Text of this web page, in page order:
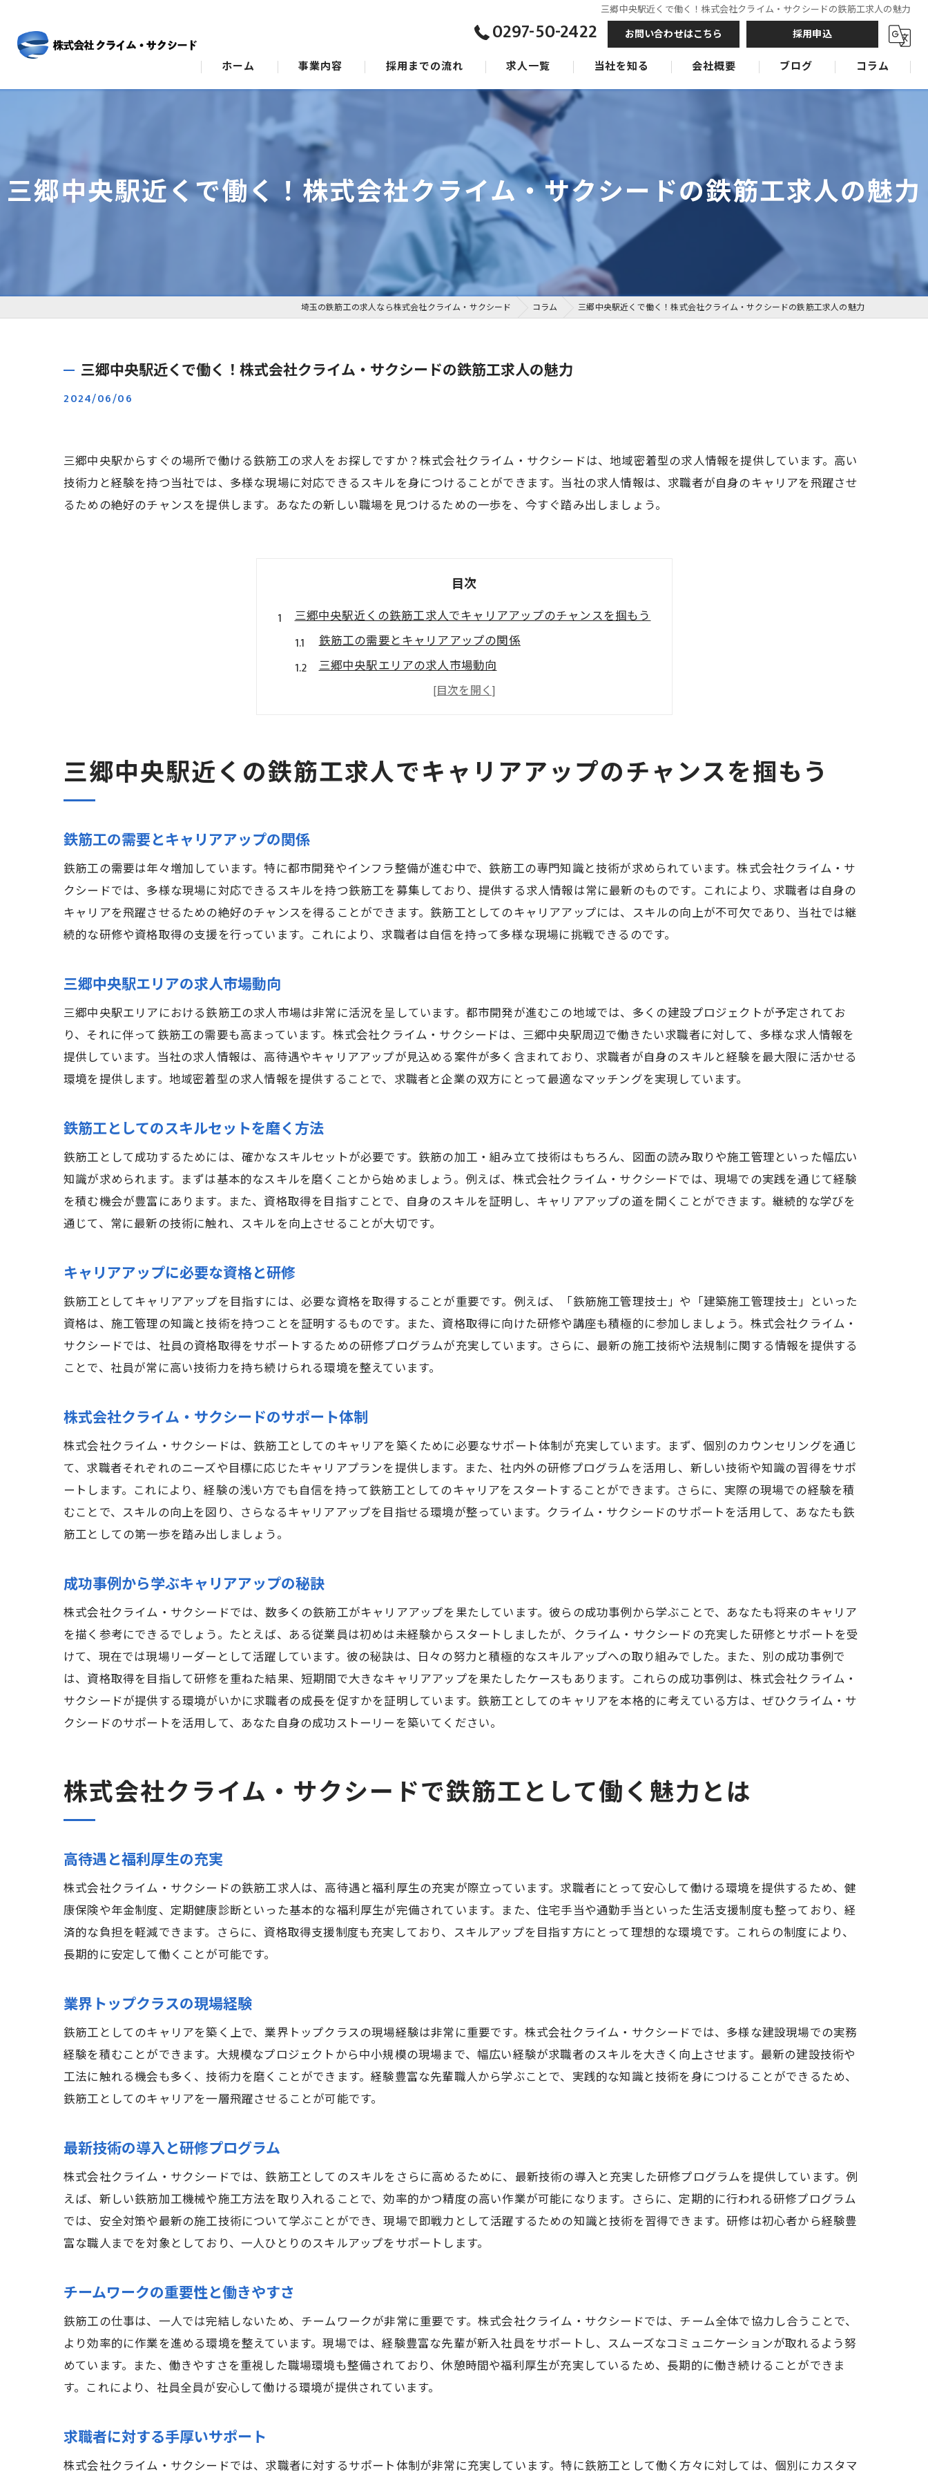
三郷中央駅近くで働く！株式会社クライム・サクシードの鉄筋工求人の魅力
0297-50-2422 お問い合わせはこちら 採用申込
ホーム 事業内容
スタッフ
採用までの流れ 求人一覧 当社を知る
千葉の鉄筋工
未経験
会社概要 ブログ コラム
三郷中央駅近くで働く！株式会社クライム・サクシードの鉄筋工求人の魅力
埼玉の鉄筋工の求人なら株式会社クライム・サクシード コラム 三郷中央駅近くで働く！株式会社クライム・サクシードの鉄筋工求人の魅力
三郷中央駅近くで働く！株式会社クライム・サクシードの鉄筋工求人の魅力
2024/06/06
三郷中央駅からすぐの場所で働ける鉄筋工の求人をお探しですか？株式会社クライム・サクシードは、地域密着型の求人情報を提供しています。高い
技術力と経験を持つ当社では、多様な現場に対応できるスキルを身につけることができます。当社の求人情報は、求職者が自身のキャリアを飛躍させ
るための絶好のチャンスを提供します。あなたの新しい職場を見つけるための一歩を、今すぐ踏み出しましょう。
目次
三郷中央駅近くの鉄筋工求人でキャリアアップのチャンスを掴もう
鉄筋工の需要とキャリアアップの関係
三郷中央駅エリアの求人市場動向
鉄筋工としてのスキルセットを磨く方法
成功事例から学ぶキャリアアップの秘訣
最新技術の導入と研修プログラム
チームワークの重要性と働きやすさ
求職者に対する手厚いサポート
社員の声から見る働く魅力
地域密着型求人のメリットとは
地元で働くことの利点
駅近くの生活環境と利便性
通勤時間の短縮がもたらす効果
株式会社クライム・サクシードの鉄筋工求人で技術力を高める
技術向上のためのトレーニング
最新技術の導入と教育
実践的な経験を積むための現場
三郷中央駅エリアでの鉄筋工求人情報を徹底解説
三郷中央駅周辺の求人状況
求職者に人気の求人条件
働きやすい環境条件
高待遇の求人情報の見つけ方
鉄筋工求人の応募ポイント
鉄筋工として株式会社クライム・サクシードで働くメリット
安定した雇用と収入
スキルアップとキャリア支援
社員間のコミュニケーション
職場環境と労働条件
三郷中央駅近くの鉄筋工求人で新しいキャリアをスタート
未経験からのスタート方法
鉄筋工としての第一歩
転職活動の成功ポイント
研修プログラムとキャリアパス
実務経験を通じたスキルアップ
先輩社員からのフィードバック
三郷中央駅近くの鉄筋工求人でキャリアアップのチャンスを掴もう
鉄筋工の需要とキャリアアップの関係
鉄筋工の需要は年々増加しています。特に都市開発やインフラ整備が進む中で、鉄筋工の専門知識と技術が求められています。株式会社クライム・サ
クシードでは、多様な現場に対応できるスキルを持つ鉄筋工を募集しており、提供する求人情報は常に最新のものです。これにより、求職者は自身の
キャリアを飛躍させるための絶好のチャンスを得ることができます。鉄筋工としてのキャリアアップには、スキルの向上が不可欠であり、当社では継
続的な研修や資格取得の支援を行っています。これにより、求職者は自信を持って多様な現場に挑戦できるのです。
三郷中央駅エリアの求人市場動向
三郷中央駅エリアにおける鉄筋工の求人市場は非常に活況を呈しています。都市開発が進むこの地域では、多くの建設プロジェクトが予定されてお
り、それに伴って鉄筋工の需要も高まっています。株式会社クライム・サクシードは、三郷中央駅周辺で働きたい求職者に対して、多様な求人情報を
提供しています。当社の求人情報は、高待遇やキャリアアップが見込める案件が多く含まれており、求職者が自身のスキルと経験を最大限に活かせる
環境を提供します。地域密着型の求人情報を提供することで、求職者と企業の双方にとって最適なマッチングを実現しています。
鉄筋工としてのスキルセットを磨く方法
鉄筋工として成功するためには、確かなスキルセットが必要です。鉄筋の加工・組み立て技術はもちろん、図面の読み取りや施工管理といった幅広い
知識が求められます。まずは基本的なスキルを磨くことから始めましょう。例えば、株式会社クライム・サクシードでは、現場での実践を通じて経験
を積む機会が豊富にあります。また、資格取得を目指すことで、自身のスキルを証明し、キャリアアップの道を開くことができます。継続的な学びを
通じて、常に最新の技術に触れ、スキルを向上させることが大切です。
キャリアアップに必要な資格と研修
鉄筋工としてキャリアアップを目指すには、必要な資格を取得することが重要です。例えば、「鉄筋施工管理技士」や「建築施工管理技士」といった
資格は、施工管理の知識と技術を持つことを証明するものです。また、資格取得に向けた研修や講座も積極的に参加しましょう。株式会社クライム・
サクシードでは、社員の資格取得をサポートするための研修プログラムが充実しています。さらに、最新の施工技術や法規制に関する情報を提供する
ことで、社員が常に高い技術力を持ち続けられる環境を整えています。
株式会社クライム・サクシードのサポート体制
株式会社クライム・サクシードは、鉄筋工としてのキャリアを築くために必要なサポート体制が充実しています。まず、個別のカウンセリングを通じ
て、求職者それぞれのニーズや目標に応じたキャリアプランを提供します。また、社内外の研修プログラムを活用し、新しい技術や知識の習得をサポ
ートします。これにより、経験の浅い方でも自信を持って鉄筋工としてのキャリアをスタートすることができます。さらに、実際の現場での経験を積
むことで、スキルの向上を図り、さらなるキャリアアップを目指せる環境が整っています。クライム・サクシードのサポートを活用して、あなたも鉄
筋工としての第一歩を踏み出しましょう。
成功事例から学ぶキャリアアップの秘訣
株式会社クライム・サクシードでは、数多くの鉄筋工がキャリアアップを果たしています。彼らの成功事例から学ぶことで、あなたも将来のキャリア
を描く参考にできるでしょう。たとえば、ある従業員は初めは未経験からスタートしましたが、クライム・サクシードの充実した研修とサポートを受
けて、現在では現場リーダーとして活躍しています。彼の秘訣は、日々の努力と積極的なスキルアップへの取り組みでした。また、別の成功事例で
は、資格取得を目指して研修を重ねた結果、短期間で大きなキャリアアップを果たしたケースもあります。これらの成功事例は、株式会社クライム・
サクシードが提供する環境がいかに求職者の成長を促すかを証明しています。鉄筋工としてのキャリアを本格的に考えている方は、ぜひクライム・サ
クシードのサポートを活用して、あなた自身の成功ストーリーを築いてください。
株式会社クライム・サクシードで鉄筋工として働く魅力とは
高待遇と福利厚生の充実
株式会社クライム・サクシードの鉄筋工求人は、高待遇と福利厚生の充実が際立っています。求職者にとって安心して働ける環境を提供するため、健
康保険や年金制度、定期健康診断といった基本的な福利厚生が完備されています。また、住宅手当や通勤手当といった生活支援制度も整っており、経
済的な負担を軽減できます。さらに、資格取得支援制度も充実しており、スキルアップを目指す方にとって理想的な環境です。これらの制度により、
長期的に安定して働くことが可能です。
業界トップクラスの現場経験
鉄筋工としてのキャリアを築く上で、業界トップクラスの現場経験は非常に重要です。株式会社クライム・サクシードでは、多様な建設現場での実務
経験を積むことができます。大規模なプロジェクトから中小規模の現場まで、幅広い経験が求職者のスキルを大きく向上させます。最新の建設技術や
工法に触れる機会も多く、技術力を磨くことができます。経験豊富な先輩職人から学ぶことで、実践的な知識と技術を身につけることができるため、
鉄筋工としてのキャリアを一層飛躍させることが可能です。
最新技術の導入と研修プログラム
株式会社クライム・サクシードでは、鉄筋工としてのスキルをさらに高めるために、最新技術の導入と充実した研修プログラムを提供しています。例
えば、新しい鉄筋加工機械や施工方法を取り入れることで、効率的かつ精度の高い作業が可能になります。さらに、定期的に行われる研修プログラム
では、安全対策や最新の施工技術について学ぶことができ、現場で即戦力として活躍するための知識と技術を習得できます。研修は初心者から経験豊
富な職人までを対象としており、一人ひとりのスキルアップをサポートします。
チームワークの重要性と働きやすさ
鉄筋工の仕事は、一人では完結しないため、チームワークが非常に重要です。株式会社クライム・サクシードでは、チーム全体で協力し合うことで、
より効率的に作業を進める環境を整えています。現場では、経験豊富な先輩が新入社員をサポートし、スムーズなコミュニケーションが取れるよう努
めています。また、働きやすさを重視した職場環境も整備されており、休憩時間や福利厚生が充実しているため、長期的に働き続けることができま
す。これにより、社員全員が安心して働ける環境が提供されています。
求職者に対する手厚いサポート
株式会社クライム・サクシードでは、求職者に対するサポート体制が非常に充実しています。特に鉄筋工として働く方々に対しては、個別にカスタマ